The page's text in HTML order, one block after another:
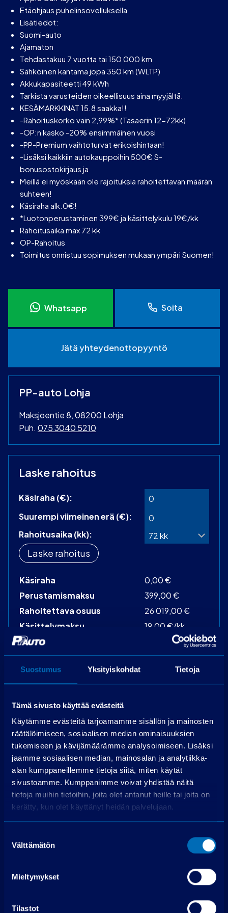
Suostumus Yksityiskohdat Tietoja
Tämä sivusto käyttää evästeitä
Käytämme evästeitä tarjoamamme sisällön ja mainosten
räätälöimiseen, sosiaalisen median ominaisuuksien
tukemiseen ja kävijämäärämme analysoimiseen. Lisäksi
jaamme sosiaalisen median, mainosalan ja analytiikka-
alan kumppaneillemme tietoja siitä, miten käytät
sivustoamme. Kumppanimme voivat yhdistää näitä
tietoja muihin tietoihin, joita olet antanut heille tai joita on
kerätty, kun olet käyttänyt heidän palvelujaan.
valinta
Välttämätön
Mieltymykset
Tilastot
Etäohjaus puhelinsovelluksella
Lisätiedot:
Suomi-auto
Ajamaton
Tehdastakuu 7 vuotta tai 150 000 km
Sähköinen kantama jopa 350 km (WLTP)
Akkukapasiteetti 49 kWh
Tarkista varusteiden oikeellisuus aina myyjältä.
KESÄMARKKINAT 15.8 saakka!!
-Rahoituskorko vain 2,99%* (Tasaerin 12-72kk)
-OP:n kasko -20% ensimmäinen vuosi
-PP-Premium vaihtoturvat erikoishintaan!
-Lisäksi kaikkiin autokauppoihin 500€ S-
bonusostokirjaus ja
Meillä ei myöskään ole rajoituksia rahoitettavan määrän
suhteen!
Käsiraha alk.0€!
*Luotonperustaminen 399€ ja käsittelykulu 19€/kk
Rahoitusaika max 72 kk
OP-Rahoitus
Toimitus onnistuu sopimuksen mukaan ympäri Suomen!
Whatsapp Soita
Jätä yhteydenottopyyntö
PP-auto Lohja
Maksjoentie 8, 08200 Lohja
Puh. 075 3040 5210
Laske rahoitus
Käsiraha (€):
Suurempi viimeinen erä (€):
Rahoitusaika (kk):
Laske rahoitus
Käsiraha
0,00 €
Perustamismaksu
399,00 €
Rahoitettava osuus
26 019,00 €
Käsittelymaksu
19,00 €/kk
Korko
72 kpl á 406,95
Todellinen vuosikorko
6,3 %
Hae rahoitusta
Edellyttää myönteisen luottopäätöksen.
PP-auto Lohja
Maksjoentie 8
Soita puh. 075 3040 5210